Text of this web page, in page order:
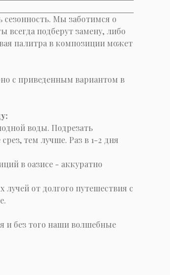
Мы заботимся о
всегда подберут замену, либо
палитра в композиции может
с приведенным вариантом в
воды. Подрезать
тем лучше. Раз в 1-2 дня
в оазисе - аккуратно
от долгого путешествия с
и без того наши волшебные